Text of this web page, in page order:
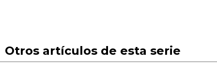
Otros artículos de esta serie